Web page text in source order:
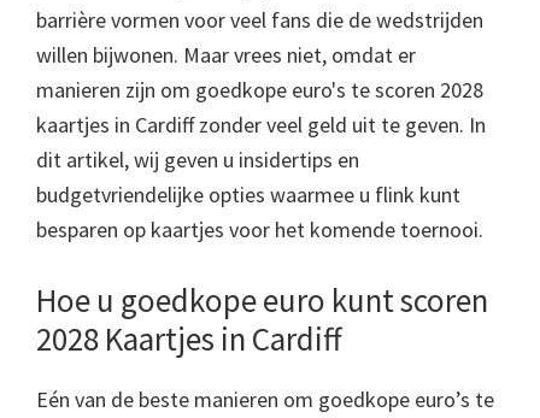
barrière vormen voor veel fans die de wedstrijden
willen bijwonen. Maar vrees niet, omdat er
manieren zijn om goedkope euro's te scoren 2028
kaartjes in Cardiff zonder veel geld uit te geven. In
dit artikel, wij geven u insidertips en
budgetvriendelijke opties waarmee u flink kunt
besparen op kaartjes voor het komende toernooi.
Hoe u goedkope euro kunt scoren
2028 Kaartjes in Cardiff
Eén van de beste manieren om goedkope euro’s te